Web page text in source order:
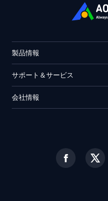
製品情報
サポート＆サービス
会社情報